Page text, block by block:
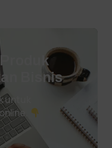
Produk
Bisnis